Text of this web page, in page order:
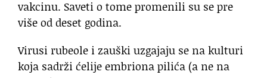
vakcinu. Saveti o tome promenili su se pre
više od deset godina.
Virusi rubeole i zauški uzgajaju se na kulturi
koja sadrži ćelije embriona pilića (a ne na